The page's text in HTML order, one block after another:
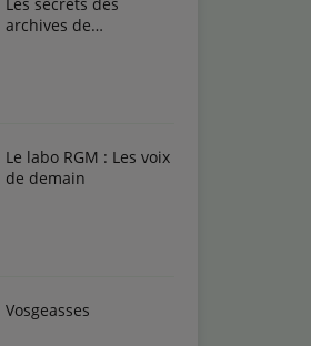
archives de
Le labo RGM : Les voix
de demain
Vosgeasses